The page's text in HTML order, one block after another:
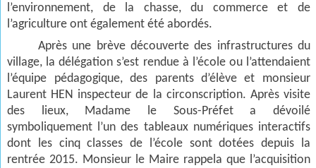
l’environnement, de la chasse, du commerce et de
l’agriculture ont également été abordés.
Après une brève découverte des infrastructures du
village, la délégation s’est rendue à l’école ou l’attendaient
l’équipe pédagogique, des parents d’élève et monsieur
Laurent HEN inspecteur de la circonscription. Après visite
des lieux, Madame le Sous-Préfet a dévoilé
symboliquement l’un des tableaux numériques interactifs
dont les cinq classes de l’école sont dotées depuis la
rentrée 2015. Monsieur le Maire rappela que l’acquisition